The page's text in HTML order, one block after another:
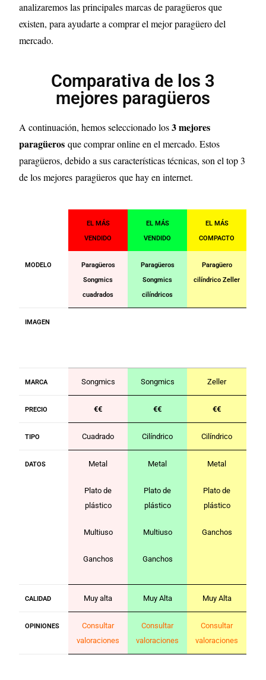
analizaremos las principales marcas de paragüeros que
existen, para ayudarte a comprar el mejor paragüero del
mercado.
Comparativa de los 3
mejores paragüeros
A continuación, hemos seleccionado los3mejores
paragüerosque comprar online en el mercado. Estos
paragüeros, debido a sus características técnicas, son el top 3
de los mejoresparagüerosque hay en internet.
EL MÁS
VENDIDO
EL MÁS
VENDIDO
EL MÁS
COMPACTO
MODELO
Paragüeros
Songmics
cuadrados
Paragüeros
Songmics
cilíndricos
Paragüero
cilíndrico Zeller
IMAGEN
MARCA Songmics Songmics Zeller
PRECIO €€ €€ €€
TIPO Cuadrado Cilíndrico Cilíndrico
DATOS Metal
Plato de
plástico
Multiuso
Ganchos
Metal
Plato de
plástico
Multiuso
Ganchos
Metal
Plato de
plástico
Ganchos
CALIDAD Muy alta Muy Alta Muy Alta
OPINIONES
Consultar
valoraciones
Consultar
valoraciones
Consultar
valoraciones